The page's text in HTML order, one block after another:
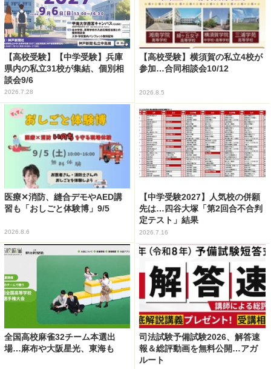
【高校受験】【中学受験】兵庫
県内の私立31校が集結、個別相
談会9/6
2026.7.28
【高校受験】横須賀の私立4校が
参加…合同相談会10/12
2026.8.5
医療✕消防、縫合デモやAED講
習も「おしごと体験博」9/5
2026.8.6
【中学受験2027】人気校の併願
先は…四谷大塚「第2回合不合判
定テスト」結果
2026.7.16
全国高校麻雀32チーム本選出
場…麻布や大阪星光、東海も
司法試験予備試験2026、解答速
報＆総評動画を無料公開…アガ
ルート